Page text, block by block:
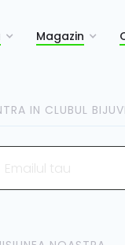
Magazin
IN CLUBUL